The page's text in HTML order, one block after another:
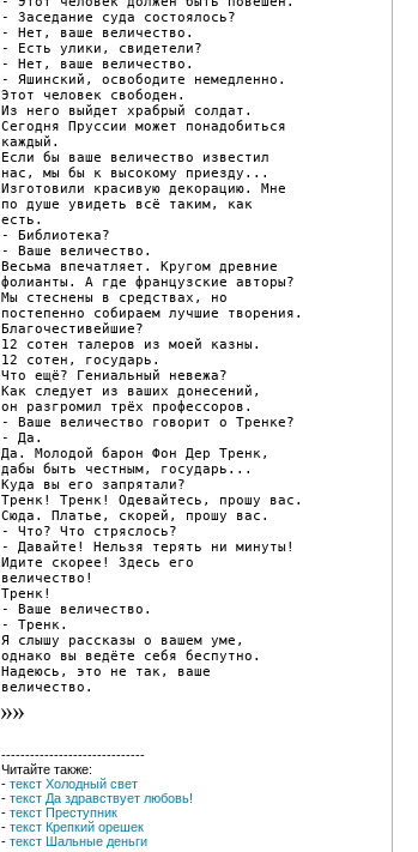
- Заседание суда состоялось?
- Нет, ваше величество.
- Есть улики, свидетели?
- Нет, ваше величество.
- Яшинский, освободите немедленно.
Этот человек свободен.
Из него выйдет храбрый солдат.
Сегодня Пруссии может понадобиться
каждый.
Если бы ваше величество известил
нас, мы бы к высокому приезду...
Изготовили красивую декорацию. Мне
по душе увидеть всё таким, как
есть.
- Библиотека?
- Ваше величество.
Весьма впечатляет. Кругом древние
фолианты. А где французские авторы?
Мы стеснены в средствах, но
постепенно собираем лучшие творения.
Благочестивейшие?
12 сотен талеров из моей казны.
12 сотен, государь.
Что ещё? Гениальный невежа?
Как следует из ваших донесений,
он разгромил трёх профессоров.
- Ваше величество говорит о Тренке?
- Да.
Да. Молодой барон Фон Дер Тренк,
дабы быть честным, государь...
Куда вы его запрятали?
Тренк! Тренк! Одевайтесь, прошу вас.
Сюда. Платье, скорей, прошу вас.
- Что? Что стряслось?
- Давайте! Нельзя терять ни минуты!
Идите скорее! Здесь его
величество!
Тренк!
- Ваше величество.
- Тренк.
Я слышу рассказы о вашем уме,
однако вы ведёте себя беспутно.
Надеюсь, это не так, ваше
величество.
------------------------------
Читайте также:
- текст Холодный свет
- текст Да здравствует любовь!
- текст Преступник
- текст Крепкий орешек
- текст Шальные деньги